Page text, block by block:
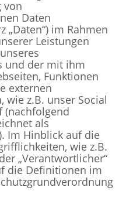
von
Daten
„Daten“) im Rahmen
Leistungen
und der mit ihm
Funktionen
externen
wie z.B. unser Social
(nachfolgend
als
Im Hinblick auf die
wie z.B.
„Verantwortlicher“
die Definitionen im